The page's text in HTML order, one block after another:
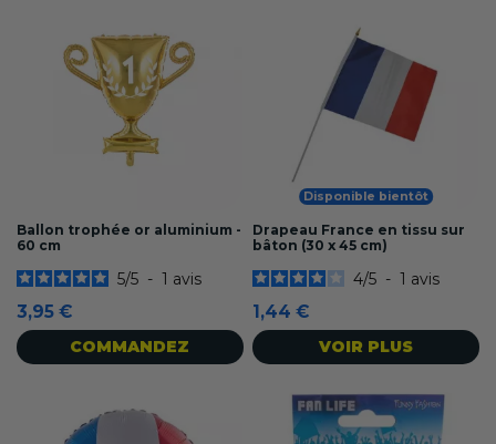
Ballon trophée or aluminium -
60 cm
5/5 - 1 avis
3,95 €
COMMANDEZ
Disponible bientôt
Drapeau France en tissu sur
bâton (30 x 45 cm)
4/5 - 1 avis
1,44 €
VOIR PLUS